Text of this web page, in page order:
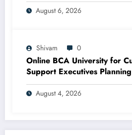
August 6, 2026
Shivam 0
Online BCA University for
Support Executives
CRM Development
August 4, 2026